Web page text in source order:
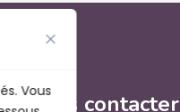
Vous
Nous contacter